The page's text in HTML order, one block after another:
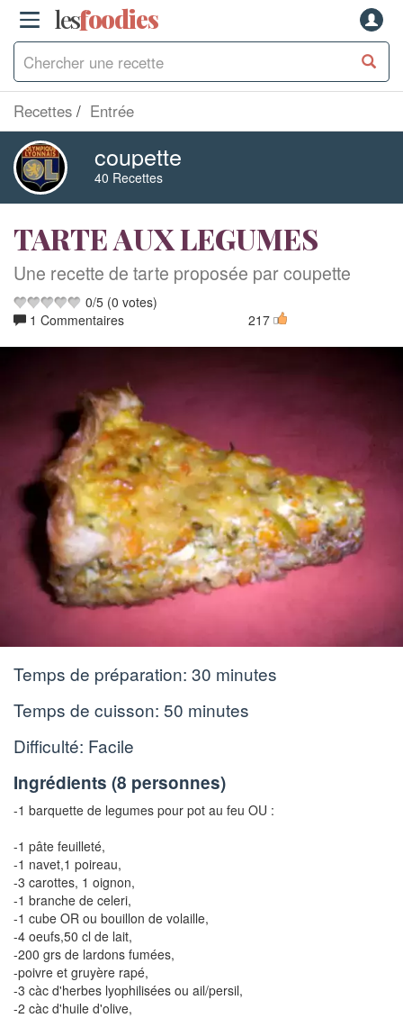
lesfoodies
Recettes Entrée
coupette
40 Recettes
TARTE AUX LEGUMES
Une recette de tarte proposée par coupette
0/5 (0 votes)
1 Commentaires
217
Temps de préparation: 30 minutes
Temps de cuisson: 50 minutes
Difficulté: Facile
Ingrédients (8 personnes)
-1 barquette de legumes pour pot au feu OU :
-1 pâte feuilleté,
-1 navet,1 poireau,
-3 carottes, 1 oignon,
-1 branche de celeri,
-1 cube OR ou bouillon de volaille,
-4 oeufs,50 cl de lait,
-200 grs de lardons fumées,
-poivre et gruyère rapé,
-3 càc d'herbes lyophilisées ou ail/persil,
-2 càc d'huile d'olive,